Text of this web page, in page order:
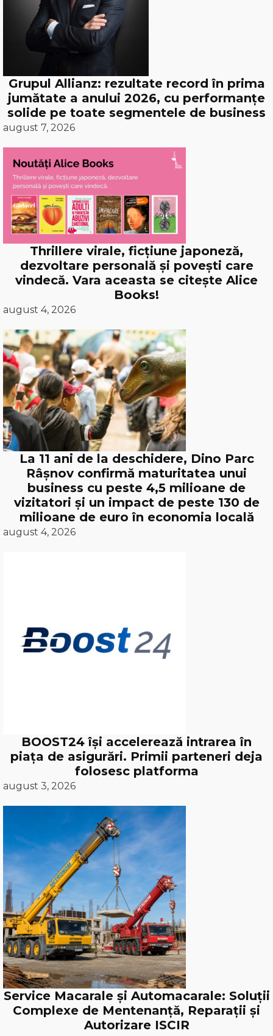
Grupul Allianz: rezultate record în prima
jumătate a anului 2026, cu performanțe
solide pe toate segmentele de business
august 7, 2026
Thrillere virale, ficțiune japoneză,
dezvoltare personală și povești care
vindecă. Vara aceasta se citește Alice
Books!
august 4, 2026
La 11 ani de la deschidere, Dino Parc
Râșnov confirmă maturitatea unui
business cu peste 4,5 milioane de
vizitatori și un impact de peste 130 de
milioane de euro în economia locală
august 4, 2026
BOOST24 își accelerează intrarea în
piața de asigurări. Primii parteneri deja
folosesc platforma
august 3, 2026
Service Macarale și Automacarale: Soluții
Complexe de Mentenanță, Reparații și
Autorizare ISCIR